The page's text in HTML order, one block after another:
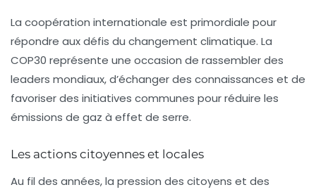
La coopération internationale est primordiale pour
répondre aux défis du changement climatique. La
COP30 représente une occasion de rassembler des
leaders mondiaux, d’échanger des connaissances et de
favoriser des initiatives communes pour réduire les
émissions de gaz à effet de serre.
Les actions citoyennes et locales
Au fil des années, la pression des citoyens et des